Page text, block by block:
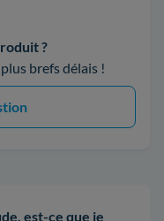
?
brefs délais !
est-ce que je